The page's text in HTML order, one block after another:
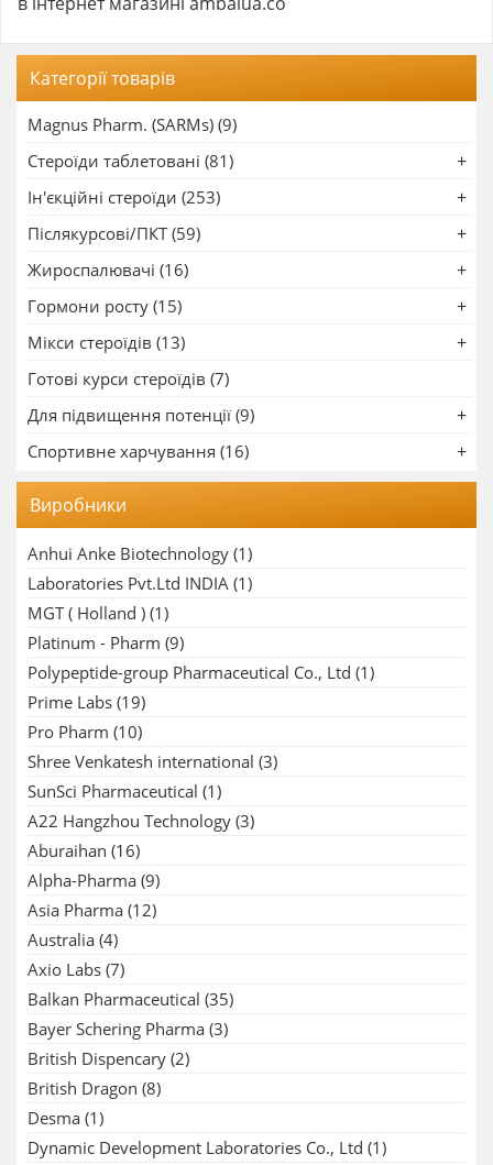
Категорії товарів
Magnus Pharm. (SARMs) (9)
Стероїди таблетовані (81)
Ін'єкційні стероїди (253)
Післякурсові/ПКТ (59)
Жироспалювачі (16)
Гормони росту (15)
Мікси стероїдів (13)
Готові курси стероїдів (7)
Для підвищення потенції (9)
Спортивне харчування (16)
Виробники
Anhui Anke Biotechnology (1)
Laboratories Pvt.Ltd INDIA (1)
MGT ( Holland ) (1)
Platinum - Pharm (9)
Polypeptide-group Pharmaceutical Co., Ltd (1)
Prime Labs (19)
Pro Pharm (10)
Shree Venkatesh international (3)
SunSci Pharmaceutical (1)
A22 Hangzhou Technology (3)
Aburaihan (16)
Alpha-Pharma (9)
Asia Pharma (12)
Australia (4)
Axio Labs (7)
Balkan Pharmaceutical (35)
Bayer Schering Pharma (3)
British Dispencary (2)
British Dragon (8)
Desma (1)
Dynamic Development Laboratories Co., Ltd (1)